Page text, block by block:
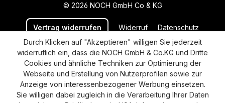
© 2026 NOCH GmbH Co & KG
Vertrag widerrufen Widerruf Datenschutz
Versand und Zahlung AGB
Impressum
Cookie-Einstellungen
Barrierefreiheitserklärung
Durch Klicken auf "Akzeptieren" willigen Sie jederzeit
widerruflich ein, dass die NOCH GmbH & Co.KG und Dritte
Cookies und ähnliche Techniken zur Optimierung der
Webseite und Erstellung von Nutzerprofilen sowie zur
Anzeige von interessenbezogener Werbung einsetzen.
Sie willigen dabei zugleich in die Verarbeitung Ihrer Daten